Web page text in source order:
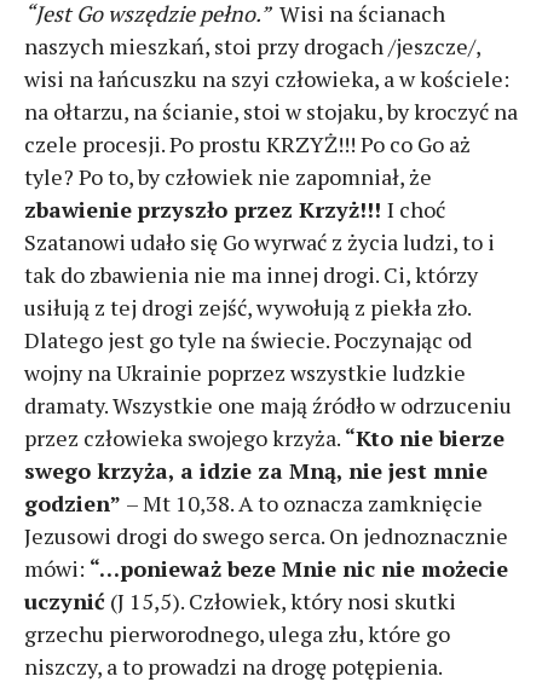
“Jest Go wszędzie pełno.” Wisi na ścianach
naszych mieszkań, stoi przy drogach /jeszcze/,
wisi na łańcuszku na szyi człowieka, a w kościele:
na ołtarzu, na ścianie, stoi w stojaku, by kroczyć na
czele procesji. Po prostu KRZYŻ!!! Po co Go aż
tyle? Po to, by człowiek nie zapomniał, że
zbawienie przyszło przez Krzyż!!! I choć
Szatanowi udało się Go wyrwać z życia ludzi, to i
tak do zbawienia nie ma innej drogi. Ci, którzy
usiłują z tej drogi zejść, wywołują z piekła zło.
Dlatego jest go tyle na świecie. Poczynając od
wojny na Ukrainie poprzez wszystkie ludzkie
dramaty. Wszystkie one mają źródło w odrzuceniu
przez człowieka swojego krzyża. “Kto nie bierze
swego krzyża, a idzie za Mną, nie jest mnie
godzien” – Mt 10,38. A to oznacza zamknięcie
Jezusowi drogi do swego serca. On jednoznacznie
mówi: “…ponieważ beze Mnie nic nie możecie
uczynić (J 15,5). Człowiek, który nosi skutki
grzechu pierworodnego, ulega złu, które go
niszczy, a to prowadzi na drogę potępienia.